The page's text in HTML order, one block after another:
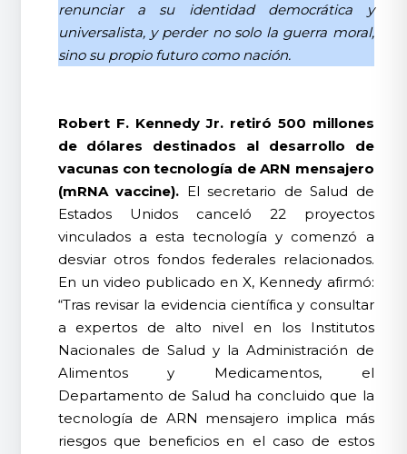
renunciar a su identidad democrática y
universalista, y perder no solo la guerra moral,
sino su propio futuro como nación.
Robert F. Kennedy Jr. retiró 500 millones
de dólares destinados al desarrollo de
vacunas con tecnología de ARN mensajero
(mRNA vaccine). El secretario de Salud de
Estados Unidos canceló 22 proyectos
vinculados a esta tecnología y comenzó a
desviar otros fondos federales relacionados.
En un video publicado en X, Kennedy afirmó:
“Tras revisar la evidencia científica y consultar
a expertos de alto nivel en los Institutos
Nacionales de Salud y la Administración de
Alimentos y Medicamentos, el
Departamento de Salud ha concluido que la
tecnología de ARN mensajero implica más
riesgos que beneficios en el caso de estos